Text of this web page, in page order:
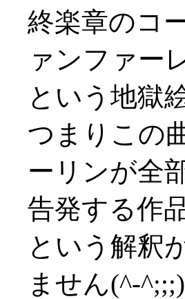
終楽章のコ
ァンファー
という地獄
つまりこの
ーリンが全
告発する作
という解釈
ません(^-^;;;)